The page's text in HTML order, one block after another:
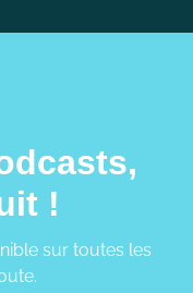
!
sur toutes les